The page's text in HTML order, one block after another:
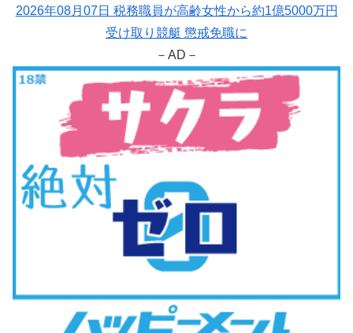
2026年08月07日 税務職員が高齢女性から約1億5000万円
受け取り競艇 懲戒免職に
－AD－